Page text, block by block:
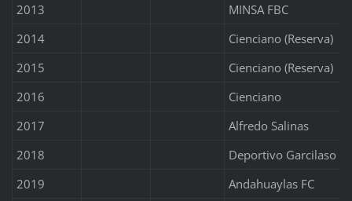
2013
MINSA FBC
2014
Cienciano (Reserva)
2015
Cienciano (Reserva)
2016
Cienciano
2017
Alfredo Salinas
2018
Deportivo Garcilaso
2019
Andahuaylas FC